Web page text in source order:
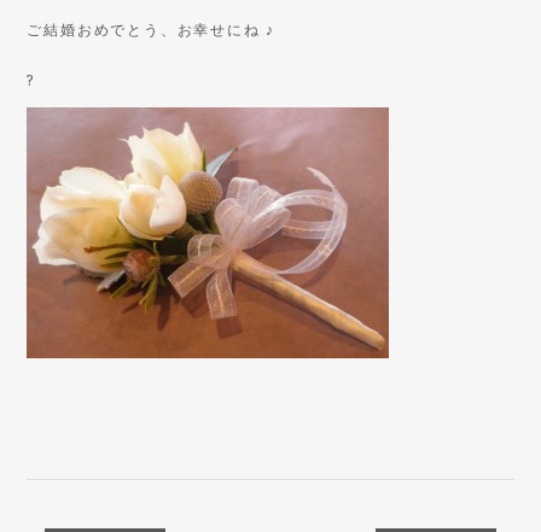
ご結婚おめでとう、お幸せにね ♪
?